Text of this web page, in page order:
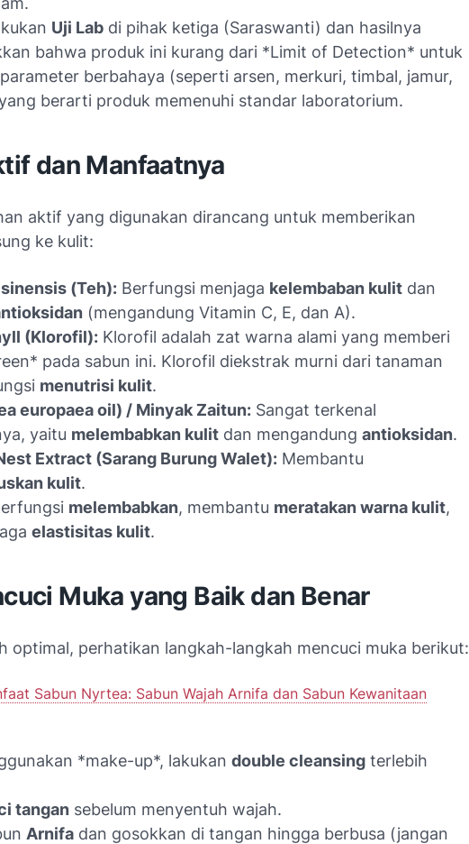
Uji Lab di pihak ketiga (Saraswanti) dan hasilnya
bahwa produk ini kurang dari *Limit of Detection* untuk
berbahaya (seperti arsen, merkuri, timbal, jamur,
berarti produk memenuhi standar laboratorium.
dan Manfaatnya
aktif yang digunakan dirancang untuk memberikan
ke kulit:
(Teh): Berfungsi menjaga kelembaban kulit dan
(mengandung Vitamin C, E, dan A).
(Klorofil): Klorofil adalah zat warna alami yang memberi
pada sabun ini. Klorofil diekstrak murni dari tanaman
menutrisi kulit.
europaea oil) / Minyak Zaitun: Sangat terkenal
yaitu melembabkan kulit dan mengandung antioksidan.
Extract (Sarang Burung Walet): Membantu
kulit.
melembabkan, membantu meratakan warna kulit,
elastisitas kulit.
Muka yang Baik dan Benar
optimal, perhatikan langkah-langkah mencuci muka berikut:
Sabun Nyrtea: Sabun Wajah Arnifa dan Sabun Kewanitaan
*make-up*, lakukan double cleansing terlebih
tangan sebelum menyentuh wajah.
Arnifa dan gosokkan di tangan hingga berbusa (jangan